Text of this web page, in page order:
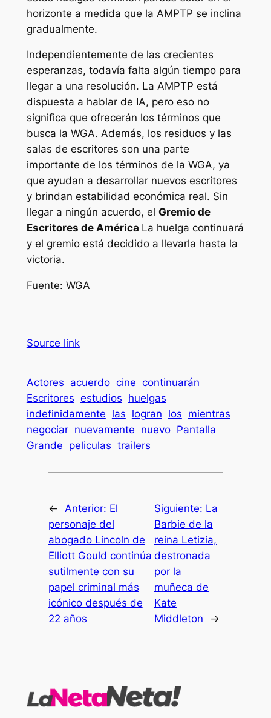
horizonte a medida que la AMPTP se inclina
gradualmente.
Independientemente de las crecientes
esperanzas, todavía falta algún tiempo para
llegar a una resolución. La AMPTP está
dispuesta a hablar de IA, pero eso no
significa que ofrecerán los términos que
busca la WGA. Además, los residuos y las
salas de escritores son una parte
importante de los términos de la WGA, ya
que ayudan a desarrollar nuevos escritores
y brindan estabilidad económica real. Sin
llegar a ningún acuerdo, el Gremio de
Escritores de América La huelga continuará
y el gremio está decidido a llevarla hasta la
victoria.
Fuente: WGA
Source link
Actores acuerdo cine continuarán
Escritores estudios huelgas
indefinidamente las logran los mientras
negociar nuevamente nuevo Pantalla
Grande peliculas trailers
← Anterior: El
personaje del
abogado Lincoln de
Elliott Gould continúa
sutilmente con su
papel criminal más
icónico después de
22 años
Siguiente: La
Barbie de la
reina Letizia,
destronada
por la
muñeca de
Kate
Middleton
→